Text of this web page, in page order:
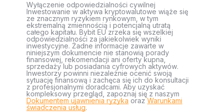
Wyłączenie odpowiedzialności cywilnej
Inwestowanie w aktywa kryptowalutowe wiąże się
ze znacznym ryzykiem rynkowym, w tym
ekstremalną zmiennością i potencjalną utratą
całego kapitału. Bybit EU zrzeka się wszelkiej
odpowiedzialności za jakiekolwiek wyniki
inwestycyjne. Żadne informacje zawarte w
niniejszym dokumencie nie stanowią porady
finansowej, rekomendacji ani oferty kupna,
sprzedaży lub posiadania cyfrowych aktywów.
Inwestorzy powinni niezależnie ocenić swoją
sytuację finansową i zachęca się ich do konsultacji
z profesjonalnymi doradcami. Aby uzyskać
kompleksowy przegląd, zapoznaj się z naszym
Dokumentem ujawnienia ryzyka orazWarunkami
świadczenia usług.